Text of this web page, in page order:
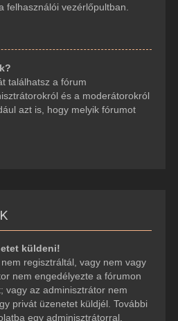
felhasználói vezérlőpultban.
találhatsz a fórum
és a moderátorokról
azt is, hogy melyik fórumot
küldeni!
regisztráltál, vagy nem vagy
nem engedélyezte a fórumon
vagy az adminisztrátor nem
privát üzenetet küldjél. További
egy adminisztrátorral.